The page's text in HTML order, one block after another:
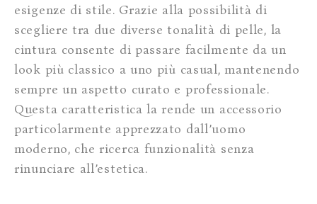
esigenze di stile. Grazie alla possibilità di
scegliere tra due diverse tonalità di pelle, la
cintura consente di passare facilmente da un
look più classico a uno più casual, mantenendo
sempre un aspetto curato e professionale.
Questa caratteristica la rende un accessorio
particolarmente apprezzato dall’uomo
moderno, che ricerca funzionalità senza
rinunciare all’estetica.